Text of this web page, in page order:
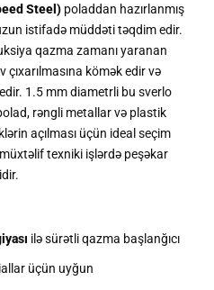
Steel) poladdan hazırlanmış
istifadə müddəti təqdim edir.
qazma zamanı yaranan
çıxarılmasına kömək edir və
1.5 mm diametrli bu sverlo
rəngli metallar və plastik
açılması üçün ideal seçim
texniki işlərdə peşəkar
ilə sürətli qazma başlanğıcı
üçün uyğun